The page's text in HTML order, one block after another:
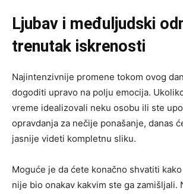
Ljubav i međuljudski
trenutak iskrenosti
Najintenzivnije promene tokom ovog
dogoditi upravo na polju emocija.
vreme idealizovali neku osobu ili ste
opravdanja za nečije ponašanje, danas
jasnije videti kompletnu sliku.
Moguće je da ćete konačno shvatiti
nije bio onakav kakvim ste ga zamišljali.